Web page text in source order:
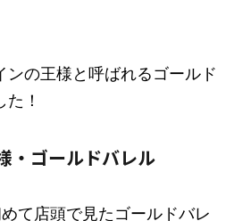
ンの王様と呼ばれるゴールド
！
・ゴールドバレル
て店頭で見たゴールドバレ